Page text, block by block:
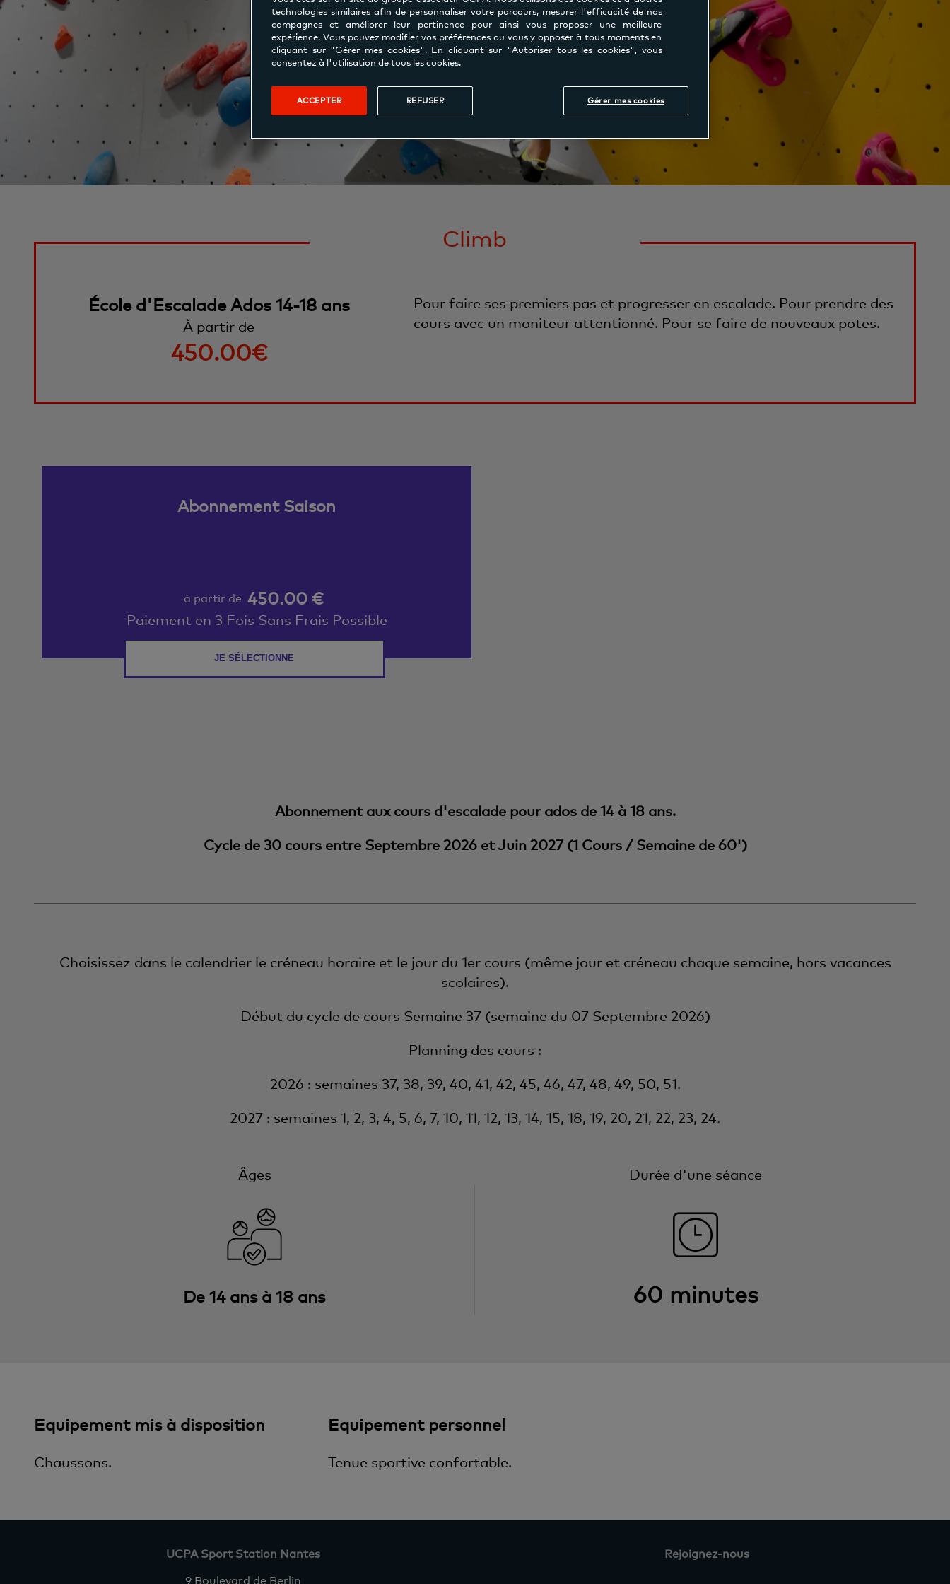
Climb
École d'Escalade Ados 14-18 ans
À partir de
450.00€
Pour faire ses premiers pas et progresser en escalade. Pour prendre des
cours avec un moniteur attentionné. Pour se faire de nouveaux potes.
Abonnement Saison
à partir de 450.00 €
Paiement en 3 Fois Sans Frais Possible
JE SÉLECTIONNE
Abonnement aux cours d'escalade pour ados de 14 à 18 ans.
Cycle de 30 cours entre Septembre 2026 et Juin 2027 (1 Cours / Semaine de 60')
Choisissez dans le calendrier le créneau horaire et le jour du 1er cours (même jour et créneau chaque semaine, hors vacances
scolaires).
Début du cycle de cours Semaine 37 (semaine du 07 Septembre 2026)
Planning des cours :
2026 : semaines 37, 38, 39, 40, 41, 42, 45, 46, 47, 48, 49, 50, 51.
2027 : semaines 1, 2, 3, 4, 5, 6, 7, 10, 11, 12, 13, 14, 15, 18, 19, 20, 21, 22, 23, 24.
Âges
De 14 ans à 18 ans
Durée d'une séance
60 minutes
Equipement mis à disposition
Chaussons.
Equipement personnel
Tenue sportive confortable.
UCPA Sport Station Nantes
9 Boulevard de Berlin
Rejoignez-nous
technologies similaires afin de personnaliser votre parcours, mesurer l'efficacité de nos
campagnes et améliorer leur pertinence pour ainsi vous proposer une meilleure
expérience. Vous pouvez modifier vos préférences ou vous y opposer à tous moments en
cliquant sur "Gérer mes cookies". En cliquant sur "Autoriser tous les cookies", vous
consentez à l'utilisation de tous les cookies.
Gérer mes cookies
REFUSER
ACCEPTER